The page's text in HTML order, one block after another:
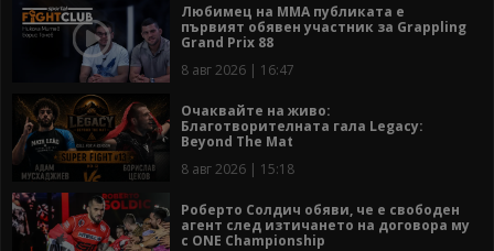
Любимец на ММА публиката е
първият обявен участник за Grappling
Grand Prix 88
8 авг 2026 | 16:47
Очаквайте на живо:
Благотворителната гала Legacy:
Beyond The Mat
8 авг 2026 | 15:18
Роберто Солдич обяви, че е свободен
агент след изтичането на договора му
с ONE Championship